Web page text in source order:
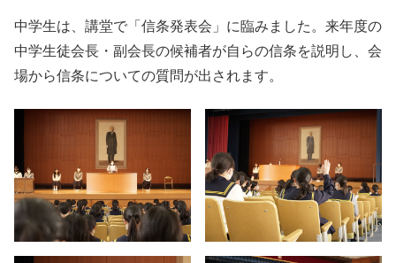
中学生は、講堂で「信条発表会」に臨みました。来年度の
中学生徒会長・副会長の候補者が自らの信条を説明し、会
場から信条についての質問が出されます。